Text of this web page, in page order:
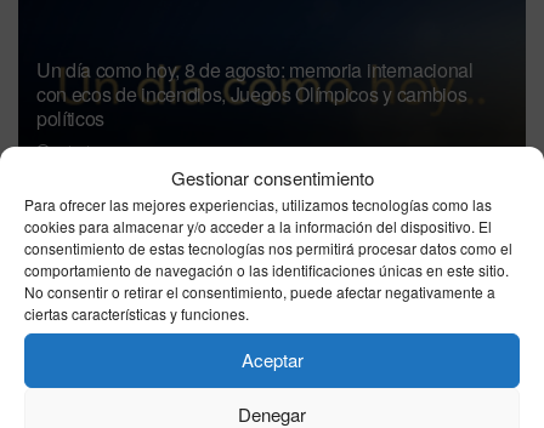
Gestionar consentimiento
Para ofrecer las mejores experiencias, utilizamos tecnologías como las
cookies para almacenar y/o acceder a la información del dispositivo. El
consentimiento de estas tecnologías nos permitirá procesar datos como el
comportamiento de navegación o las identificaciones únicas en este sitio.
No consentir o retirar el consentimiento, puede afectar negativamente a
ciertas características y funciones.
Aceptar
Denegar
Un día como hoy, 8 de agosto: memoria internacional
con ecos de incendios, Juegos Olímpicos y cambios
políticos
08/08/2026
Horóscopo de hoy sábado 8 de agosto de 2026:
predicciones gratis en salud, amor y trabajo